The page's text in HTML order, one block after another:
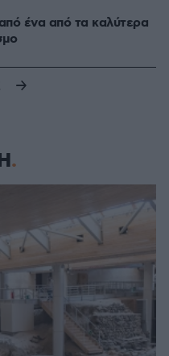
ένα από τα καλύτερα